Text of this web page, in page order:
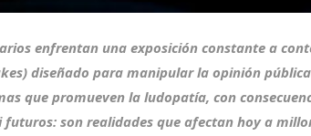
enfrentan una exposición constante a
) diseñado para manipular la opinión
que promueven la ludopatía, con
son realidades que afectan hoy a